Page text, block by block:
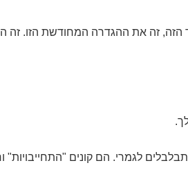
זה את ההגדרה המחודשת הזו. זה
לגמרי. הם קונים "התחייבויות"